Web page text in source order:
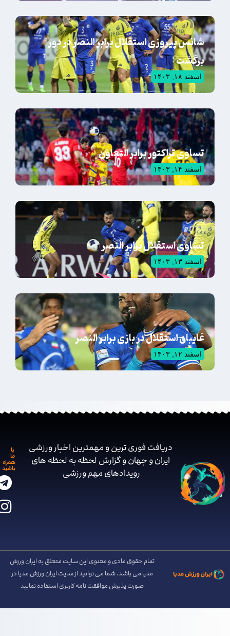
شانس پیروزی استقلال برابر النصر در دور
برگشت
اسفند ۱۸, ۱۴۰۳
تساوی تراکتور برابر التعاون
اسفند ۱۴, ۱۴۰۳
تساوی استقلال برابر النصر
اسفند ۱۳, ۱۴۰۳
غایبان استقلال در بازی برابر النصر
اسفند ۱۲, ۱۴۰۳
دریافت فوری ترین و مهمترین اخبار ورزشی
ایران و جهان و گزارش لحظه به لحظه های
رویدادهای مهم ‌ورزشی
همراه
باشید
تمام حقوق مادی و معنوی این سایت متعلق به ایران ورزش
مدیا می باشد. شما می توانید از سایت ایران ورزش مدیا در
صورت پذیرش موافقت نامه کاربری استفاده نمایید